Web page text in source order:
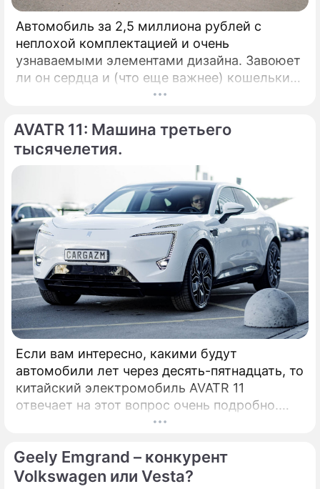
Автомобиль за 2,5 миллиона рублей с
неплохой комплектацией и очень
узнаваемыми элементами дизайна. Завоюет
ли он сердца и (что еще важнее) кошельки
российских автолюбителей? Давайте
автомобиля, выпускаемого китайским
концерном FAW, заслуживает высших
оценок в своем бюджете.
AVATR 11: Машина третьего
тысячелетия.
Если вам интересно, какими будут
автомобили лет через десять-пятнадцать, то
китайский электромобиль AVATR 11
отвечает на этот вопрос очень подробно.
Начнем с того, что AVATR является дочерней
большим опытом производства
автомобилей.
Geely Emgrand – конкурент
Volkswagen или Vesta?